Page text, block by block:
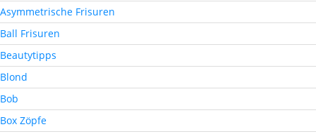
Asymmetrische Frisuren
Ball Frisuren
Beautytipps
Blond
Bob
Box Zöpfe